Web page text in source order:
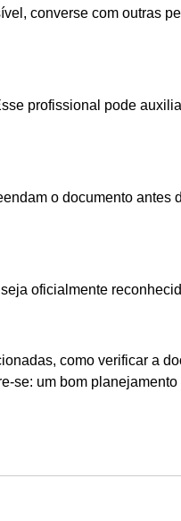
converse com outras
profissional pode
o documento antes
oficialmente
como verificar a
se: um bom